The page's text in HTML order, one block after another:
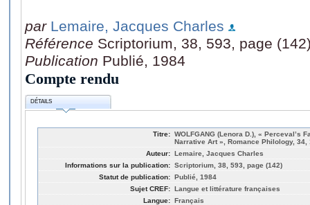
par Lemaire, Jacques Charles
Référence Scriptorium, 38, 593, page
Publication Publié, 1984
Compte rendu
DÉTAILS
Titre: WOLFGANG (Lenora D.), « Perceval’s
Narrative Art », Romance Philology, 34,
Auteur: Lemaire, Jacques Charles
Informations sur la publication: Scriptorium, 38, 593, page (142)
Statut de publication: Publié, 1984
Sujet CREF: Langue et littérature françaises
Langue: Français